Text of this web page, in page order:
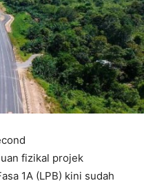
fizikal projek
1A (LPB) kini sudah